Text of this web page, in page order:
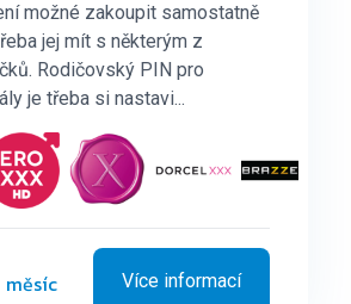
možné zakoupit samostatně
jej mít s některým z
Rodičovský PIN pro
je třeba si nastavi...
Více informací